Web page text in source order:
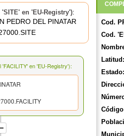
'SITE' en 'EU-Registry'):
PEDRO DEL PINATAR
en 'EU-Registry'):
Cod.
Cod.
Latitud:
Estado: